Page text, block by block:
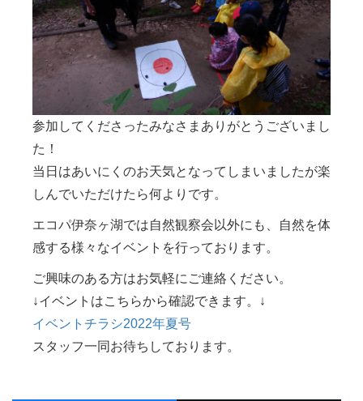
参加してくださったみなさまありがとうございまし
た！
当日はあいにくのお天気となってしまいましたが楽
しんでいただけたら何よりです。
エコパ伊奈ヶ湖では自然観察会以外にも、自然を体
感する様々なイベントを行っております。
ご興味のある方はお気軽にご連絡ください。
↓イベントはこちらから確認できます。↓
イベントチラシ2022年夏号
スタッフ一同お待ちしております。